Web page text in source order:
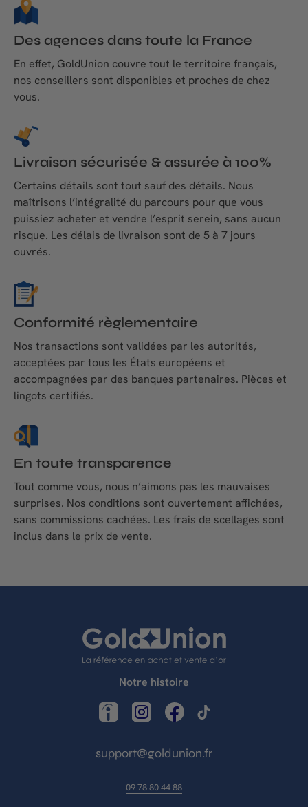
Des agences dans toute la France
En effet, GoldUnion couvre tout le territoire français,
nos conseillers sont disponibles et proches de chez
vous.
Livraison sécurisée & assurée à 100%
Certains détails sont tout sauf des détails. Nous
maîtrisons l’intégralité du parcours pour que vous
puissiez acheter et vendre l’esprit serein, sans aucun
risque. Les délais de livraison sont de 5 à 7 jours
ouvrés.
Conformité règlementaire
Nos transactions sont validées par les autorités,
acceptées par tous les États européens et
accompagnées par des banques partenaires. Pièces et
lingots certifiés.
En toute transparence
Tout comme vous, nous n’aimons pas les mauvaises
surprises. Nos conditions sont ouvertement affichées,
sans commissions cachées. Les frais de scellages sont
inclus dans le prix de vente.
Notre histoire
LinkedIn InstagramFacebookTikTok
support@goldunion.fr
09 78 80 44 88